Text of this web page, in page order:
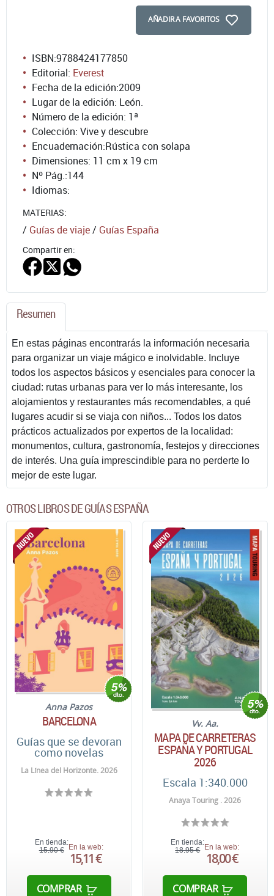
AÑADIR A FAVORITOS
ISBN:9788424177850
Editorial: Everest
Fecha de la edición:2009
Lugar de la edición: León.
Número de la edición: 1ª
Colección: Vive y descubre
Encuadernación:Rústica con solapa
Dimensiones: 11 cm x 19 cm
Nº Pág.:144
Idiomas:
MATERIAS:
/ Guías de viaje/ Guías España
Compartir en:
Resumen
En estas páginas encontrarás la información necesaria
para organizar un viaje mágico e inolvidable. Incluye
todos los aspectos básicos y esenciales para conocer la
ciudad: rutas urbanas para ver lo más interesante, los
alojamientos y restaurantes más recomendables, a qué
lugares acudir si se viaja con niños... Todos los datos
prácticos actualizados por expertos de la localidad:
monumentos, cultura, gastronomía, festejos y direcciones
de interés. Una guía imprescindible para no perderte lo
mejor de este lugar.
OTROS LIBROS DE GUÍAS ESPAÑA
Anna Pazos
BARCELONA
Guías que se devoran
como novelas
La Línea del Horizonte. 2026
En tienda:
15,90 € En la web:
15,11 €
COMPRAR
Vv. Aa.
MAPA DE CARRETERAS
ESPAÑA Y PORTUGAL
2026
Escala 1:340.000
Anaya Touring . 2026
En tienda:
18,95 € En la web:
18,00 €
COMPRAR